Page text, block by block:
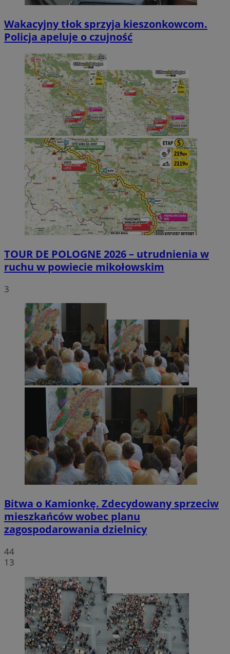
Wakacyjny tłok sprzyja kieszonkowcom.
Policja apeluje o czujność
TOUR DE POLOGNE 2026 – utrudnienia w
ruchu w powiecie mikołowskim
3
Bitwa o Kamionkę. Zdecydowany sprzeciw
mieszkańców wobec planu
zagospodarowania dzielnicy
44
13